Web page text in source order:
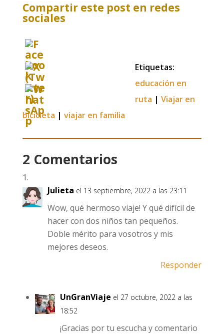
Compartir este post en redes
sociales
Etiquetas:
educación en
ruta | Viajar en
bicicleta | viajar en familia
2 Comentarios
Julieta el 13 septiembre, 2022 a las 23:11
Wow, qué hermoso viaje! Y qué difícil de
hacer con dos niños tan pequeños.
Doble mérito para vosotros y mis
mejores deseos.
Responder
UnGranViaje el 27 octubre, 2022 a las
18:52
¡Gracias por tu escucha y comentario